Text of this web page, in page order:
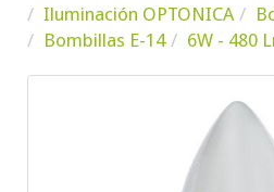
Iluminación OPTONICA
Bombillas E-14
6W - 480